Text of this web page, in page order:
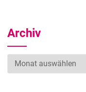
Archiv
Archiv